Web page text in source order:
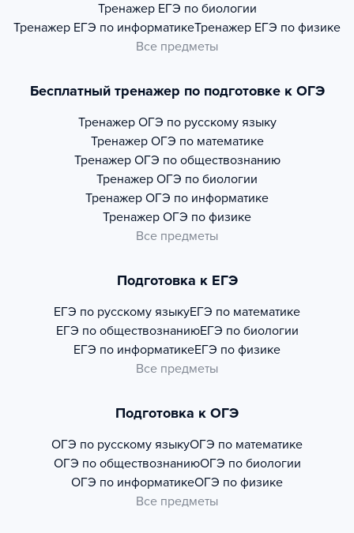
Тренажер ЕГЭ по биологии
Тренажер ЕГЭ по информатикеТренажер ЕГЭ по физике
Все предметы
Бесплатный тренажер по подготовке к ОГЭ
Тренажер ОГЭ по русскому языку
Тренажер ОГЭ по математике
Тренажер ОГЭ по обществознанию
Тренажер ОГЭ по биологии
Тренажер ОГЭ по информатике
Тренажер ОГЭ по физике
Все предметы
Подготовка к ЕГЭ
ЕГЭ по русскому языкуЕГЭ по математике
ЕГЭ по обществознаниюЕГЭ по биологии
ЕГЭ по информатикеЕГЭ по физике
Все предметы
Подготовка к ОГЭ
ОГЭ по русскому языкуОГЭ по математике
ОГЭ по обществознаниюОГЭ по биологии
ОГЭ по информатикеОГЭ по физике
Все предметы